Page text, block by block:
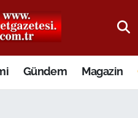
Gündem Magazin
Haritası